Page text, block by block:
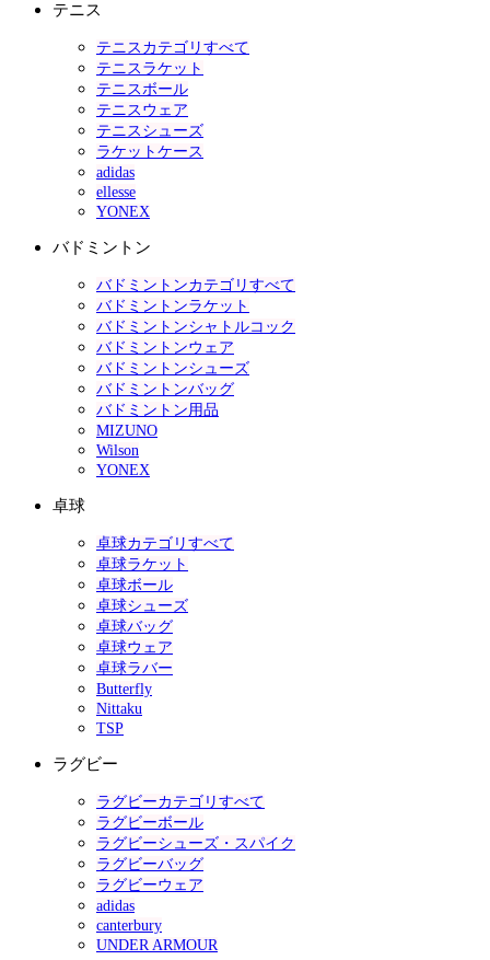
テニス
テニスカテゴリすべて
テニスラケット
テニスボール
テニスウェア
テニスシューズ
ラケットケース
adidas
ellesse
YONEX
バドミントン
バドミントンカテゴリすべて
バドミントンラケット
バドミントンシャトルコック
バドミントンウェア
バドミントンシューズ
バドミントンバッグ
バドミントン用品
MIZUNO
Wilson
YONEX
卓球
卓球カテゴリすべて
卓球ラケット
卓球ボール
卓球シューズ
卓球バッグ
卓球ウェア
卓球ラバー
Butterfly
Nittaku
TSP
ラグビー
ラグビーカテゴリすべて
ラグビーボール
ラグビーシューズ・スパイク
ラグビーバッグ
ラグビーウェア
adidas
canterbury
UNDER ARMOUR